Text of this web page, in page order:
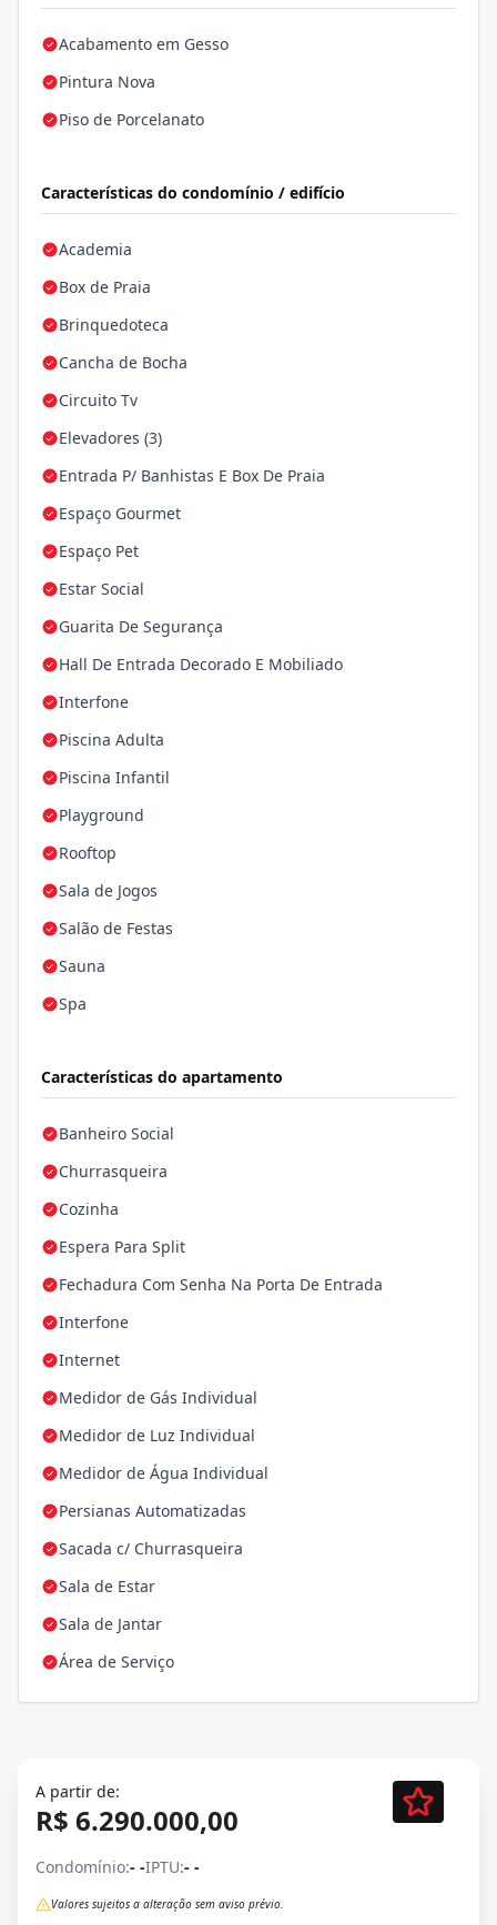
Acabamento em Gesso
Pintura Nova
Piso de Porcelanato
Características do condomínio / edifício
Academia
Box de Praia
Brinquedoteca
Cancha de Bocha
Circuito Tv
Elevadores (3)
Entrada P/ Banhistas E Box De Praia
Espaço Gourmet
Espaço Pet
Estar Social
Guarita De Segurança
Hall De Entrada Decorado E Mobiliado
Interfone
Piscina Adulta
Piscina Infantil
Playground
Rooftop
Sala de Jogos
Salão de Festas
Sauna
Spa
Características do apartamento
Banheiro Social
Churrasqueira
Cozinha
Espera Para Split
Fechadura Com Senha Na Porta De Entrada
Interfone
Internet
Medidor de Gás Individual
Medidor de Luz Individual
Medidor de Água Individual
Persianas Automatizadas
Sacada c/ Churrasqueira
Sala de Estar
Sala de Jantar
Área de Serviço
A partir de:
R$ 6.290.000,00
Condomínio:- -IPTU:- -
Valores sujeitos a alteração sem aviso prévio.